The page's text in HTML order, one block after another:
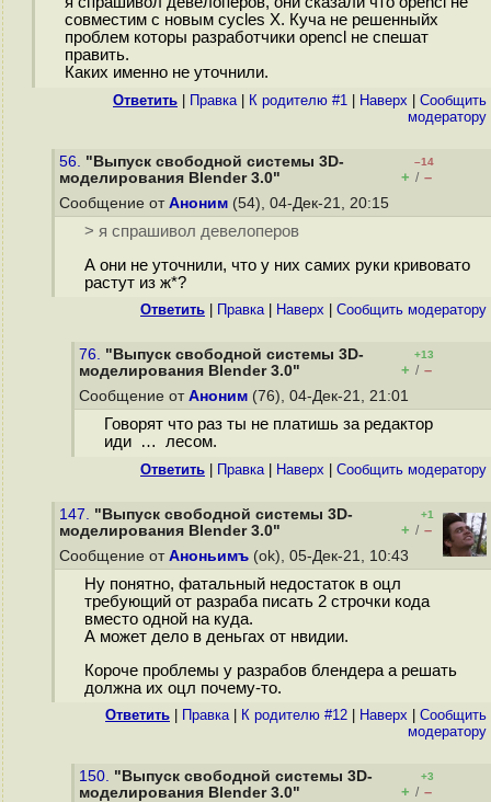
совместим с новым cycles X. Куча не решенныйх
проблем которы разработчики opencl не спешат
править.
Каких именно не уточнили.
Ответить Правка| К родителю #1 Наверх
Cообщить
модератору
56. "Выпуск свободной системы 3D-
моделирования Blender 3.0"
–14
+ / –
Сообщение от Аноним (54), 04-Дек-21, 20:15
> я спрашивол девелоперов
А они не уточнили, что у них самих руки кривовато
растут из ж*?
Ответить Правка| Наверх Cообщить модератору
76. "Выпуск свободной системы 3D-
моделирования Blender 3.0"
+13
+ / –
Сообщение от Аноним (76), 04-Дек-21, 21:01
Говорят что раз ты не платишь за редактор
иди … лесом.
Ответить Правка| Наверх Cообщить модератору
147. "Выпуск свободной системы 3D-
моделирования Blender 3.0"
+1
+ / –
Сообщение от Аноньимъ (ok), 05-Дек-21, 10:43
Ну понятно, фатальный недостаток в оцл
требующий от разраба писать 2 строчки кода
вместо одной на куда.
А может дело в деньгах от нвидии.
Короче проблемы у разрабов блендера а решать
должна их оцл почему-то.
Ответить Правка| К родителю #12 Наверх
Cообщить
модератору
150. "Выпуск свободной системы 3D-
моделирования Blender 3.0"
+3
+ / –